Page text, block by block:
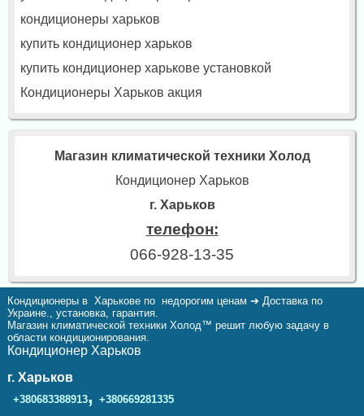
кондиционеры харьков
купить кондиционер харьков
купить кондиционер харькове установкой
Кондиционеры Харьков акция
Магазин климатической техники Холод
Кондиционер Харьков
г. Харьков
телефон:
066-928-13-35
Кондиционеры в Харькове по недорогим ценам ➔ Доставка по
Украине., установка, гарантия.
Магазин климатической техники Холод™ решит любую задачу в
области кондиционирования.
Кондиционер Харьков
г. Харьков
+380683388913, +380669281335